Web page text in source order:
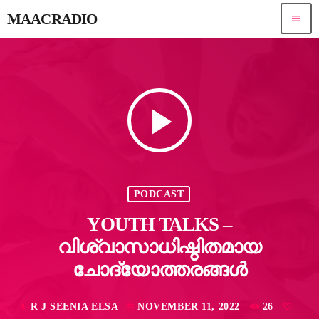
MAACRADIO menu
play_arrow
PODCAST
YOUTH TALKS –
വിശ്വാസാധിഷ്ഠിതമായ
ചോദ്യോത്തരങ്ങൾ
mic R J SEENIA ELSA today NOVEMBER 11, 2022 26